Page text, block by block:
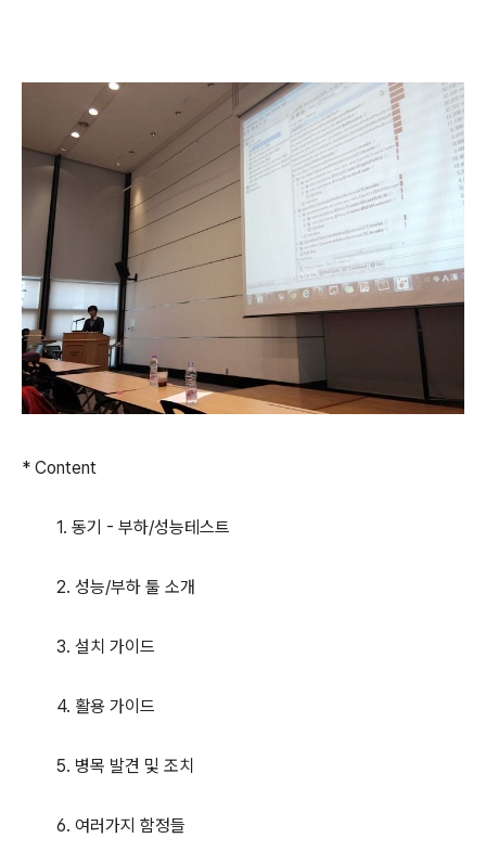
* Content
1. 동기 - 부하/성능테스트
2. 성능/부하 툴 소개
3. 설치 가이드
4. 활용 가이드
5. 병목 발견 및 조치
6. 여러가지 함정들